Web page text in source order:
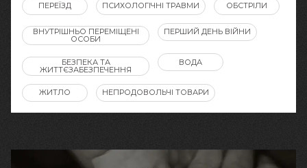
ПЕРЕЇЗД ПСИХОЛОГІЧНІ ТРАВМИ ОБСТРІЛИ
ВНУТРІШНЬО ПЕРЕМІЩЕНІ
ОСОБИ
ПЕРШИЙ ДЕНЬ ВІЙНИ
БЕЗПЕКА ТА
ЖИТТЄЗАБЕЗПЕЧЕННЯ
ВОДА
ЖИТЛО НЕПРОДОВОЛЬЧІ ТОВАРИ